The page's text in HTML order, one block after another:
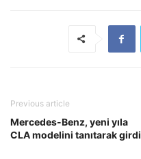
Previous article
Mercedes-Benz, yeni yıla
CLA modelini tanıtarak girdi